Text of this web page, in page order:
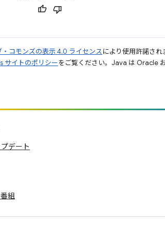
・コモンズの表示 4.0 ライセンスにより使用許諾さ
サイトのポリシーをご覧ください。Java は Oracle
デート
組